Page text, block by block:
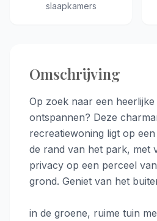
slaapkamers
Omschrijving
Op zoek naar een
ontspannen? Deze
recreatiewoning ligt op
de rand van het park, met
privacy op een perceel van
grond. Geniet van het
in de groene, ruime tuin